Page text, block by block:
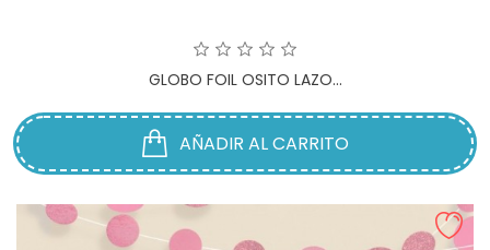
GLOBO FOIL OSITO LAZO...
AÑADIR AL CARRITO